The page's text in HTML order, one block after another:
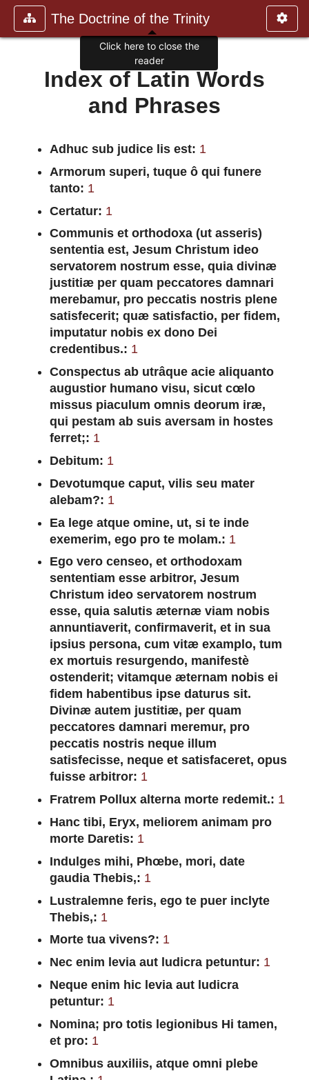
The Doctrine of the Trinity
Index of Latin Words
and Phrases
Adhuc sub judice lis est: 1
Armorum superi, tuque ô qui funere
tanto: 1
Certatur: 1
Communis et orthodoxa (ut asseris)
sententia est, Jesum Christum ideo
servatorem nostrum esse, quia divinæ
justitiæ per quam peccatores damnari
merebamur, pro peccatis nostris plene
satisfecerit; quæ satisfactio, per fidem,
imputatur nobis ex dono Dei
credentibus.: 1
Conspectus ab utrâque acie aliquanto
augustior humano visu, sicut cœlo
missus piaculum omnis deorum iræ,
qui pestam ab suis aversam in hostes
ferret;: 1
Debitum: 1
Devotumque caput, vilis seu mater
alebam?: 1
Ea lege atque omine, ut, si te inde
exemerim, ego pro te molam.: 1
Ego vero censeo, et orthodoxam
sententiam esse arbitror, Jesum
Christum ideo servatorem nostrum
esse, quia salutis æternæ viam nobis
annuntiaverit, confirmaverit, et in sua
ipsius persona, cum vitæ examplo, tum
ex mortuis resurgendo, manifestè
ostenderit; vitamque æternam nobis ei
fidem habentibus ipse daturus sit.
Divinæ autem justitiæ, per quam
peccatores damnari meremur, pro
peccatis nostris neque illum
satisfecisse, neque et satisfaceret, opus
fuisse arbitror: 1
Fratrem Pollux alterna morte redemit.: 1
Hanc tibi, Eryx, meliorem animam pro
morte Daretis: 1
Indulges mihi, Phœbe, mori, date
gaudia Thebis,: 1
Lustralemne feris, ego te puer inclyte
Thebis,: 1
Morte tua vivens?: 1
Nec enim levia aut ludicra petuntur: 1
Neque enim hic levia aut ludicra
petuntur: 1
Nomina; pro totis legionibus Hi tamen,
et pro: 1
Omnibus auxiliis, atque omni plebe